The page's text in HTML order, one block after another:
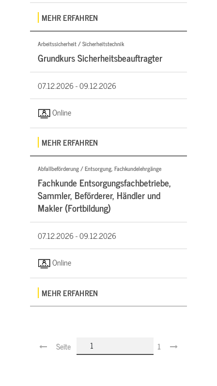
MEHR ERFAHREN
Arbeitssicherheit / Sicherheitstechnik
Grundkurs Sicherheitsbeauftragter
07.12.2026 -09.12.2026
Online
MEHR ERFAHREN
Abfallbeförderung / Entsorgung, Fachkundelehrgänge
Fachkunde Entsorgungsfachbetriebe,
Sammler, Beförderer, Händler und
Makler (Fortbildung)
07.12.2026 -09.12.2026
Online
MEHR ERFAHREN
Seite 1